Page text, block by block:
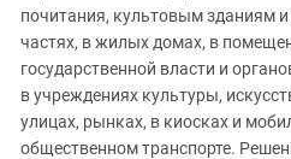
почитания, культовым зданиям
частях, в жилых домах, в
государственной власти и
в учреждениях культуры,
улицах, рынках, в киосках и
общественном транспорте.